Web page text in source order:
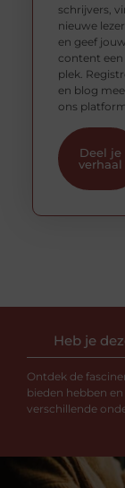
schrijvers,
nieuwe
en geef jouw
content een
plek.
en blog
ons
Deel je
verhaal
Heb je
Ontdek de
bieden hebben
verschillende